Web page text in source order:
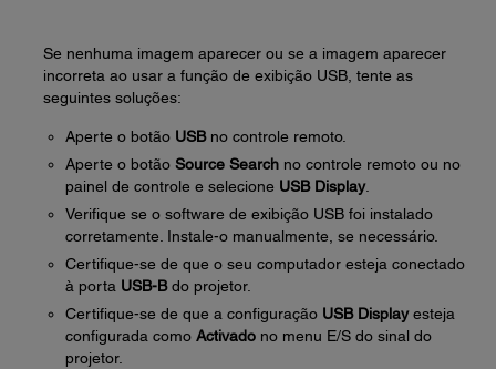
Se nenhuma imagem aparecer ou se a imagem aparecer
incorreta ao usar a função de exibição USB, tente as
seguintes soluções:
Aperte o botão USBno controle remoto.
Aperte o botão Source Search no controle remoto ou no
painel de controle e selecione USB Display.
Verifique se o software de exibição USB foi instalado
corretamente. Instale-o manualmente, se necessário.
Certifique-se de que o seu computador esteja conectado
à porta USB-Bdo projetor.
Certifique-se de que a configuração USB Displayesteja
configurada como Activado no menu E/S do sinal do
projetor.